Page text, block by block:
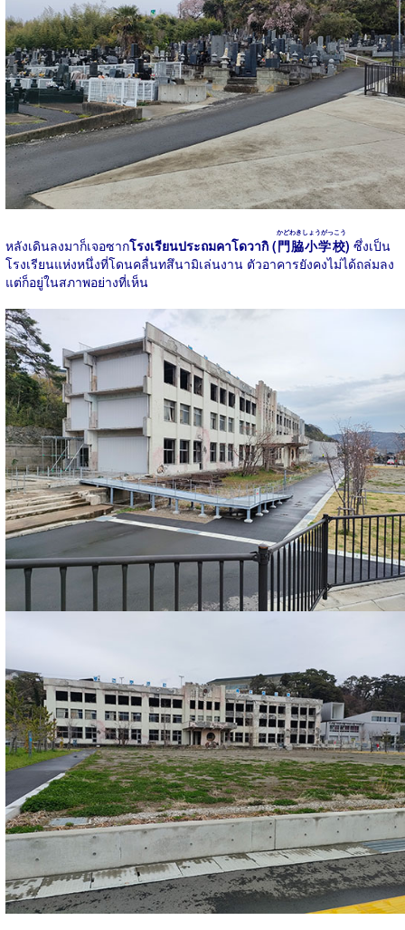
หลังเดินลงมาก็เจอซากโรงเรียนประถมคาโดวากิ (門脇小学校
かどわきしょうがっこう
) ซึ่งเป็น
โรงเรียนแห่งหนึ่งที่โดนคลื่นทสึนามิเล่นงาน ตัวอาคารยังคงไม่ได้ถล่มลง
แต่ก็อยู่ในสภาพอย่างที่เห็น